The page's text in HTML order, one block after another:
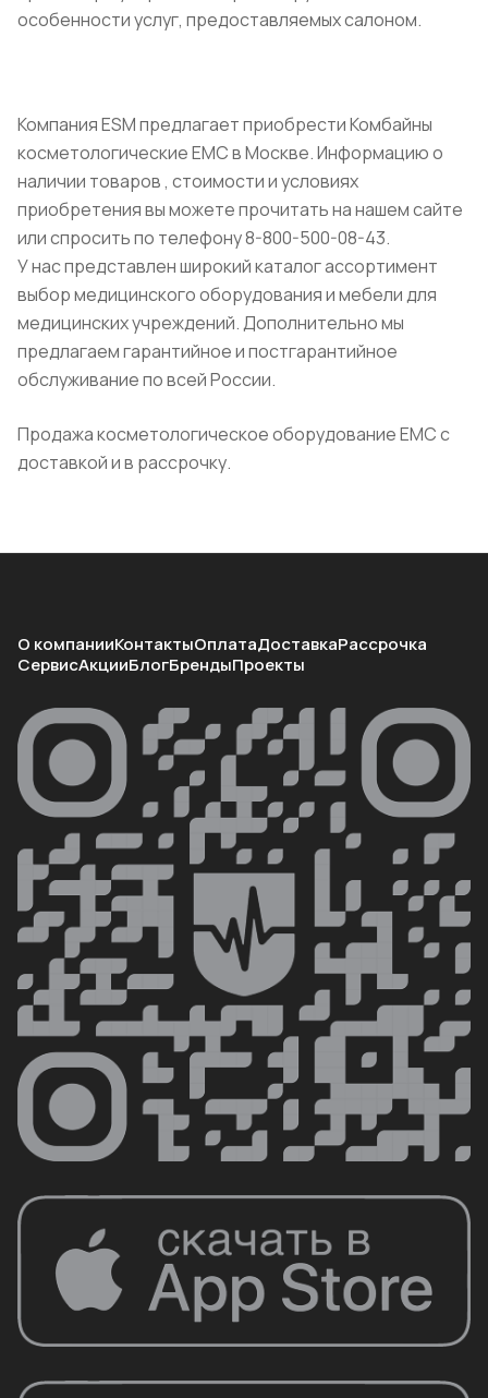
особенности услуг, предоставляемых салоном.
Компания ESM предлагает приобрести Комбайны
косметологические ЕМС в Москве. Информацию о
наличии товаров , стоимости и условиях
приобретения вы можете прочитать на нашем сайте
или спросить по телефону 8-800-500-08-43.
У нас представлен широкий каталог ассортимент
выбор медицинского оборудования и мебели для
медицинских учреждений. Дополнительно мы
предлагаем гарантийное и постгарантийное
обслуживание по всей России.
Продажа косметологическое оборудование ЕМС с
доставкой и в рассрочку.
О компанииКонтактыОплатаДоставкаРассрочка
СервисАкцииБлогБрендыПроекты